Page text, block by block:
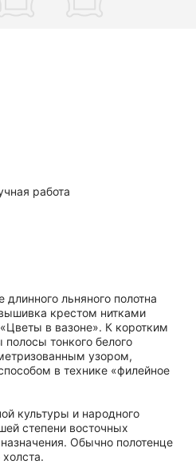
работа
льняного полотна
крестом нитками
в вазоне». К коротким
тонкого белого
узором,
в технике «филейное
культуры и народного
степени восточных
Обычно полотенце